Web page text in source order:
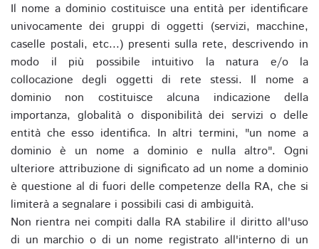
Il nome a dominio costituisce una entità per identificare
univocamente dei gruppi di oggetti (servizi, macchine,
caselle postali, etc...) presenti sulla rete, descrivendo in
modo il più possibile intuitivo la natura e/o la
collocazione degli oggetti di rete stessi. Il nome a
dominio non costituisce alcuna indicazione della
importanza, globalità o disponibilità dei servizi o delle
entità che esso identifica. In altri termini, "un nome a
dominio è un nome a dominio e nulla altro". Ogni
ulteriore attribuzione di significato ad un nome a dominio
è questione al di fuori delle competenze della RA, che si
limiterà a segnalare i possibili casi di ambiguità.
Non rientra nei compiti dalla RA stabilire il diritto all'uso
di un marchio o di un nome registrato all'interno di un